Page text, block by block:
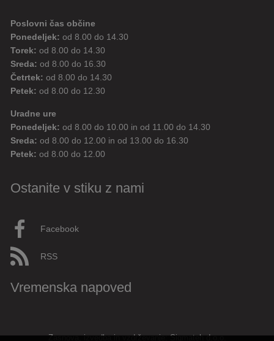
Poslovni čas občine
Ponedeljek: od 8.00 do 14.30
Torek: od 8.00 do 14.30
Sreda: od 8.00 do 16.30
Četrtek: od 8.00 do 14.30
Petek: od 8.00 do 12.30
Uradne ure
Ponedeljek: od 8.00 do 10.00 in od 11.00 do 14.30
Sreda: od 8.00 do 12.00 in od 13.00 do 16.30
Petek: od 8.00 do 12.00
Ostanite v stiku z nami
Facebook
RSS
Vremenska napoved
Zasnova, izvedba in vzdrževanje: Sigmateh d.o.o.